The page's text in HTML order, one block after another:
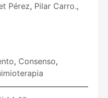
Pérez, Pilar Carro.,
, Consenso,